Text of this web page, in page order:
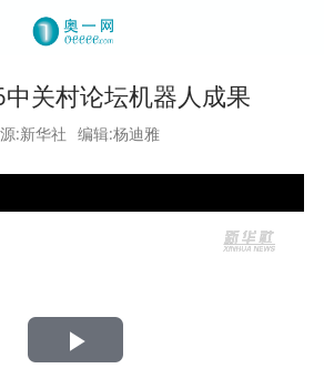
关村论坛机器人成果
:新华社 编辑:杨迪雅
Play